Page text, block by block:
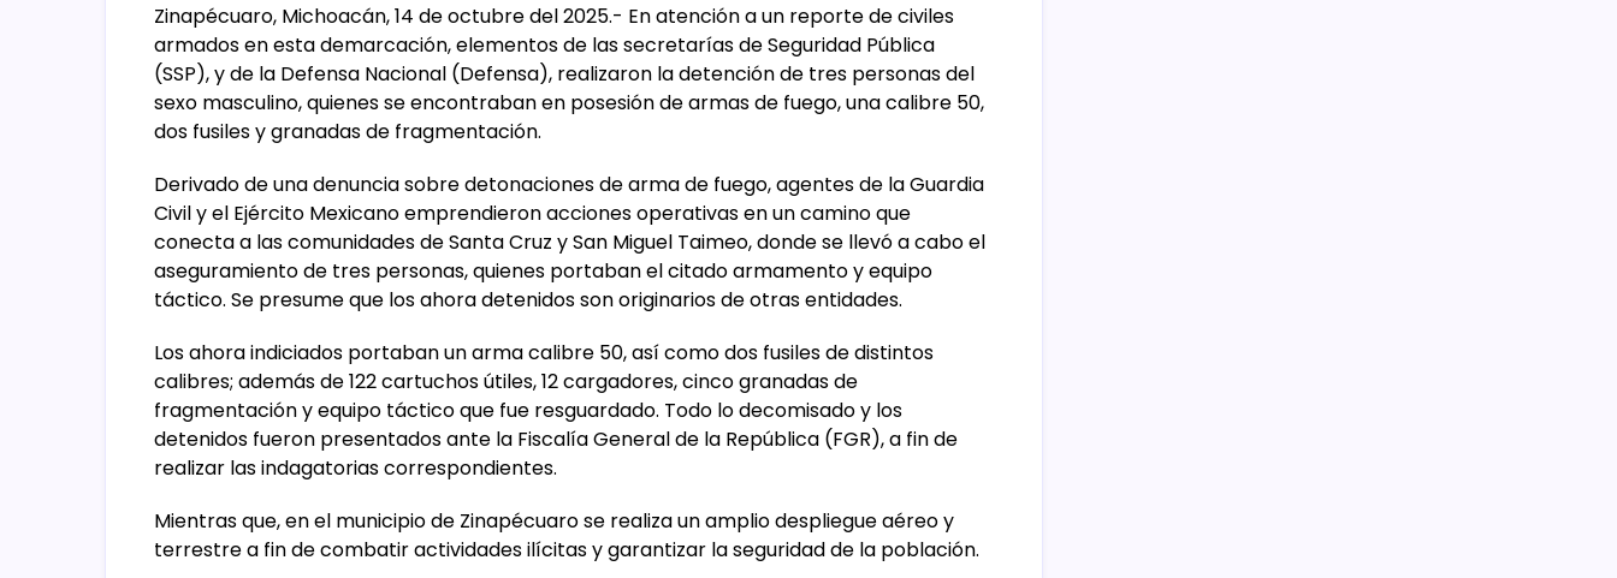
Zinapécuaro, Michoacán, 14 de octubre del 2025.- En atención a un reporte de civiles
armados en esta demarcación, elementos de las secretarías de Seguridad Pública
(SSP), y de la Defensa Nacional (Defensa), realizaron la detención de tres personas del
sexo masculino, quienes se encontraban en posesión de armas de fuego, una calibre 50,
dos fusiles y granadas de fragmentación.
Derivado de una denuncia sobre detonaciones de arma de fuego, agentes de la Guardia
Civil y el Ejército Mexicano emprendieron acciones operativas en un camino que
conecta a las comunidades de Santa Cruz y San Miguel Taimeo, donde se llevó a cabo el
aseguramiento de tres personas, quienes portaban el citado armamento y equipo
táctico. Se presume que los ahora detenidos son originarios de otras entidades.
Los ahora indiciados portaban un arma calibre 50, así como dos fusiles de distintos
calibres; además de 122 cartuchos útiles, 12 cargadores, cinco granadas de
fragmentación y equipo táctico que fue resguardado. Todo lo decomisado y los
detenidos fueron presentados ante la Fiscalía General de la República (FGR), a fin de
realizar las indagatorias correspondientes.
Mientras que, en el municipio de Zinapécuaro se realiza un amplio despliegue aéreo y
terrestre a fin de combatir actividades ilícitas y garantizar la seguridad de la población.